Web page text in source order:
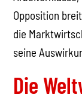
Prognosen
Weltordnung
Stabilität
daraus